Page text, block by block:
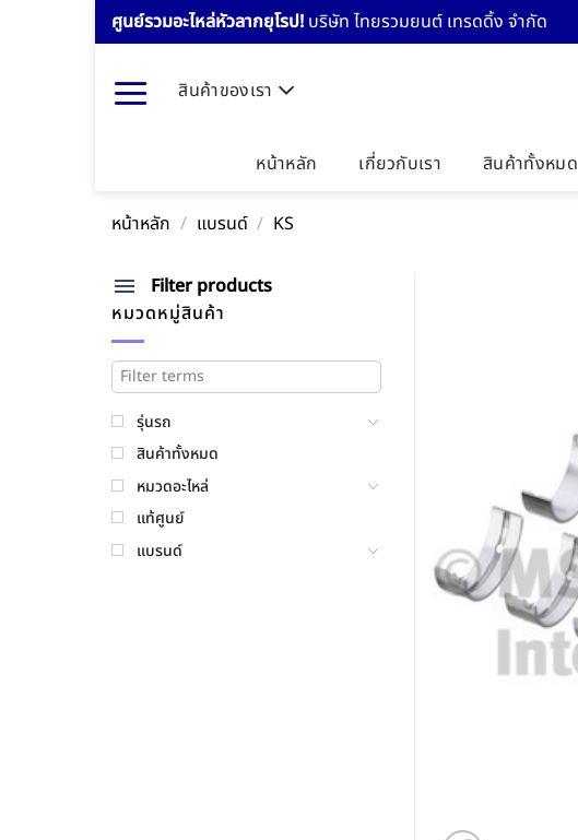
Skip
to
ศูนย์รวมอะไหล่หัวลากยุโรป! บริษัท ไทยรวมยนต์ เทรดดิ้ง จำกัด
สินค้าของเรา
หน้าหลัก เกี่ยวกับเรา สินค้าทั้งหมด
หน้าหลัก / แบรนด์ / KS
Filter products
หมวดหมู่สินค้า
รุ่นรถ
สินค้าทั้งหมด
หมวดอะไหล่
แท้ศูนย์
แบรนด์